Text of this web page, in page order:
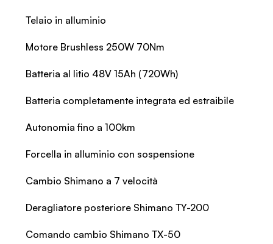
Telaio in alluminio
Motore Brushless 250W 70Nm
Batteria al litio 48V 15Ah (720Wh)
Batteria completamente integrata ed estraibile
Autonomia fino a 100km
Forcella in alluminio con sospensione
Cambio Shimano a 7 velocità
Deragliatore posteriore Shimano TY-200
Comando cambio Shimano TX-50